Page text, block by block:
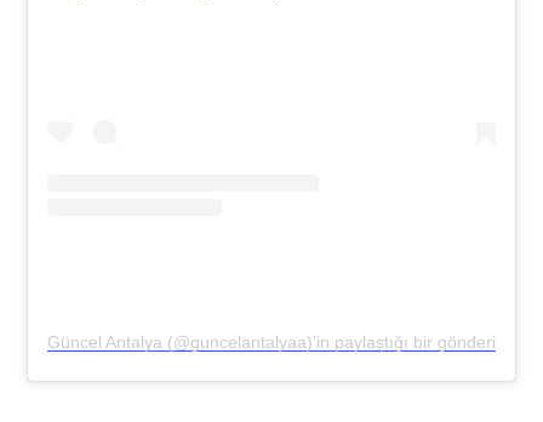
Güncel Antalya (@guncelantalyaa)’in paylaştığı bir gönderi